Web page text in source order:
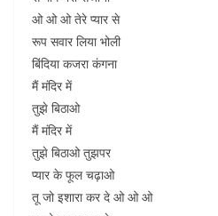
ओ ओ ओ तेरे प्यार से
रूप सवार लिया भोली
बिंदिया कजरा कंगना
मैं मंदिर में
तुझे बिठाओ
मैं मंदिर में
तुझे बिठाओ तुझपर
प्यार के फूल चढ़ाओ
तू जो इशारा कर दे ओ ओ ओ